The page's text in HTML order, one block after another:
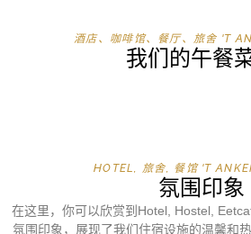
酒店、咖啡馆、餐厅、旅舍 'T
我们的午餐
HOTEL, 旅舍, 餐馆 'T
氛围印象
在这里，你可以欣赏到Hotel, Hostel,
氛围印象，展现了我们住宿设施的温馨和